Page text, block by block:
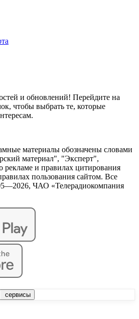
и обновлений! Перейдите на
чтобы выбрать те, которые
материалы обозначены словами
материал", "Эксперт",
и правилах цитирования
пользования сайтом. Все
2026, ЧАО «Телерадиокомпания
сервисы